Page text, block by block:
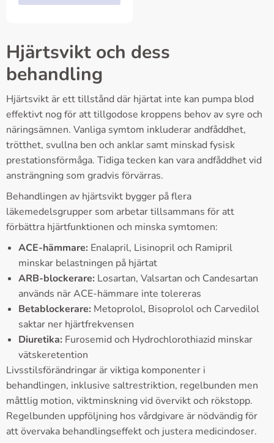
Hjärtsvikt och dess
behandling
Hjärtsvikt är ett tillstånd där hjärtat inte kan pumpa blod
effektivt nog för att tillgodose kroppens behov av syre och
näringsämnen. Vanliga symtom inkluderar andfåddhet,
trötthet, svullna ben och anklar samt minskad fysisk
prestationsförmåga. Tidiga tecken kan vara andfåddhet vid
ansträngning som gradvis förvärras.
Behandlingen av hjärtsvikt bygger på flera
läkemedelsgrupper som arbetar tillsammans för att
förbättra hjärtfunktionen och minska symtomen:
ACE-hämmare: Enalapril, Lisinopril och Ramipril
minskar belastningen på hjärtat
ARB-blockerare: Losartan, Valsartan och Candesartan
används när ACE-hämmare inte tolereras
Betablockerare: Metoprolol, Bisoprolol och Carvedilol
saktar ner hjärtfrekvensen
Diuretika: Furosemid och Hydrochlorothiazid minskar
vätskeretention
Livsstilsförändringar är viktiga komponenter i
behandlingen, inklusive saltrestriktion, regelbunden men
måttlig motion, viktminskning vid övervikt och rökstopp.
Regelbunden uppföljning hos vårdgivare är nödvändig för
att övervaka behandlingseffekt och justera medicindoser.